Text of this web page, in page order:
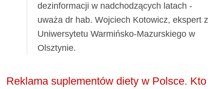
dezinformacji w nadchodzących latach -
uważa dr hab. Wojciech Kotowicz, ekspert z
Uniwersytetu Warmińsko-Mazurskiego w
Olsztynie.
Reklama suplementów diety w Polsce. Kto